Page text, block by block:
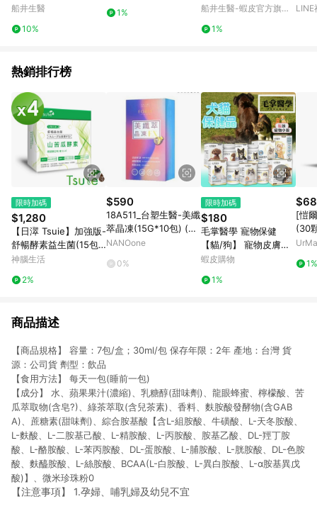
2 (效期至2027/01/01)
船井生醫
10%
1%
組(40顆/盒)
船井生醫-蝦皮官方旗艦
1%
孅胺
LINE
熱銷排行榜
限時加碼
$1,280
【日濢 Tsuie】加強版-
舒暢酵素益生菌(15包/
盒)x4 幫助排便順暢 山
菌株
神腦生活
2%
$590
18A511_台塑生醫-美纖
萃晶凍(15G*10包) (直
播介紹片段2:10:00~2:
NANOone
0%
限時加碼
$180
毛掌醫學 寵物保健
【貓/狗】 寵物皮膚敏
感 腸胃益生菌 寵物氣
心臟保養 魚油
蝦皮購物
1%
[愷
(30
組
1%
商品描述
【商品規格】 容量：7包/盒；30ml/包 保存年限：2年 產地：台灣 貨
源：公司貨 劑型：飲品
【食用方法】 每天一包(睡前一包)
【成分】 水、蘋果果汁(濃縮)、乳糖醇(甜味劑)、龍眼蜂蜜、檸檬酸、苦
瓜萃取物(含皂?)、綠茶萃取(含兒茶素)、香料、麩胺酸發酵物(含GAB
A)、蔗糖素(甜味劑)、綜合胺基酸【含L-組胺酸、牛磺酸、L-天冬胺酸、
L-麩酸、L-二胺基己酸、L-精胺酸、L-丙胺酸、胺基乙酸、DL-羥丁胺
酸、L-酪胺酸、L-苯丙胺酸、DL-蛋胺酸、L-脯胺酸、L-胱胺酸、DL-色胺
酸、麩醯胺酸、L-絲胺酸、BCAA(L-白胺酸、L-異白胺酸、L-α胺基異戊
酸)】、微米珍珠粉0
【注意事項】 1.孕婦、哺乳婦及幼兒不宜